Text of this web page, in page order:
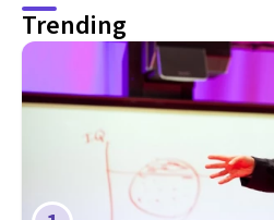
Trending